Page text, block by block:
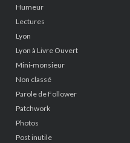
Humeur
Lectures
Lyon
Lyon à Livre Ouvert
Mini-monsieur
Non classé
Parole de Follower
Patchwork
Photos
Post inutile